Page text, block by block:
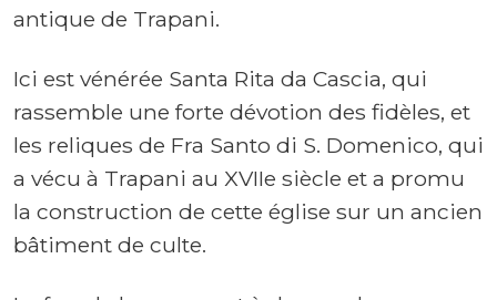
antique de Trapani.
Ici est vénérée Santa Rita da Cascia, qui
rassemble une forte dévotion des fidèles, et
les reliques de Fra Santo di S. Domenico, qui
a vécu à Trapani au XVIIe siècle et a promu
la construction de cette église sur un ancien
bâtiment de culte.